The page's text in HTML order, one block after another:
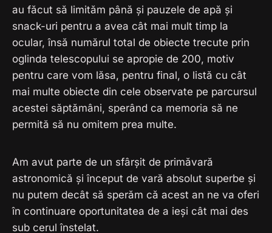
au făcut să limităm până și pauzele de apă și
snack-uri pentru a avea cât mai mult timp la
ocular, însă numărul total de obiecte trecute prin
oglinda telescopului se apropie de 200, motiv
pentru care vom lăsa, pentru final, o listă cu cât
mai multe obiecte din cele observate pe parcursul
acestei săptămâni, sperând ca memoria să ne
permită să nu omitem prea multe.
Am avut parte de un sfârșit de primăvară
astronomică și început de vară absolut superbe și
nu putem decât să sperăm că acest an ne va oferi
în continuare oportunitatea de a ieși cât mai des
sub cerul înstelat.